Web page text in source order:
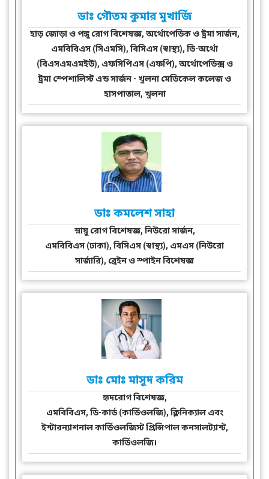
ডাঃ গৌতম কুমার মুখার্জি
হাড় জোড়া ও পঙ্গু রোগ বিশেষজ্ঞ, অর্থোপেডিক ও ট্রমা সার্জন,
এমবিবিএস (সিএমসি), বিসিএস (স্বাস্থ্য), ডি-অর্থো
(বিএসএমএমইউ), এফসিপিএস (এফপি), অর্থোপেডিক্স ও
ট্রমা স্পেশালিস্ট এন্ড সার্জন - খুলনা মেডিকেল কলেজ ও
হাসপাতাল, খুলনা
ডাঃ কমলেশ সাহা
স্নায়ু রোগ বিশেষজ্ঞ, নিউরো সার্জন,
এমবিবিএস (ঢাকা), বিসিএস (স্বাস্থ্য), এমএস (নিউরো
সার্জারি), ব্রেইন ও স্পাইন বিশেষজ্ঞ
ডাঃ মোঃ মাসুদ করিম
হৃদরোগ বিশেষজ্ঞ,
এমবিবিএস, ডি-কার্ড (কার্ডিওলজি), ক্লিনিক্যাল এবং
ইন্টারন্যাশনাল কার্ডিওলজিস্ট প্রিন্সিপাল কনসালট্যান্ট,
কার্ডিওলজি।